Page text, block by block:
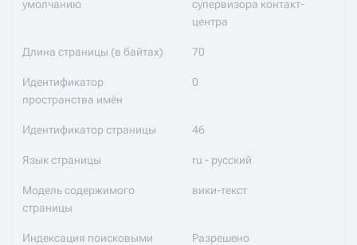
умолчанию
супервизора контакт-
центра
Длина страницы (в байтах) 70
Идентификатор
пространства имён
0
Идентификатор страницы 46
Язык страницы ru - русский
Модель содержимого
страницы
вики-текст
Индексация поисковыми
Разрешено